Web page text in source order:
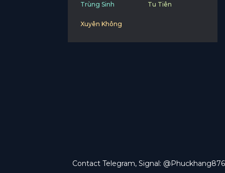
Trùng Sinh Tu Tiên
Xuyên Không
Contact Telegram, Signal: @Phuckhang876